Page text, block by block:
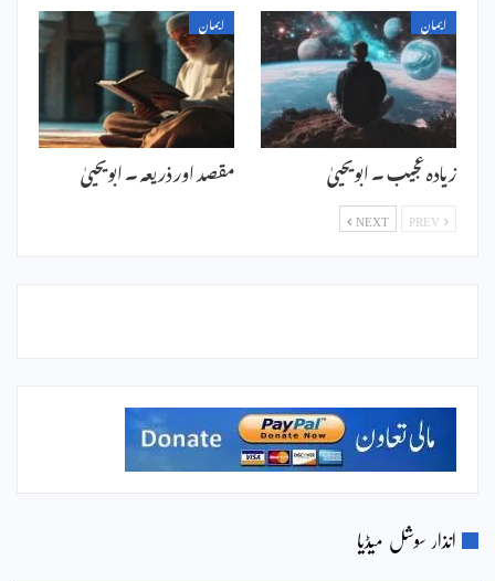
ایمان
زیادہ عجیب ۔ ابویحییٰ
ایمان
مقصد اور ذریعہ ۔ ابویحییٰ
NEXT
انذار سوشل میڈیا